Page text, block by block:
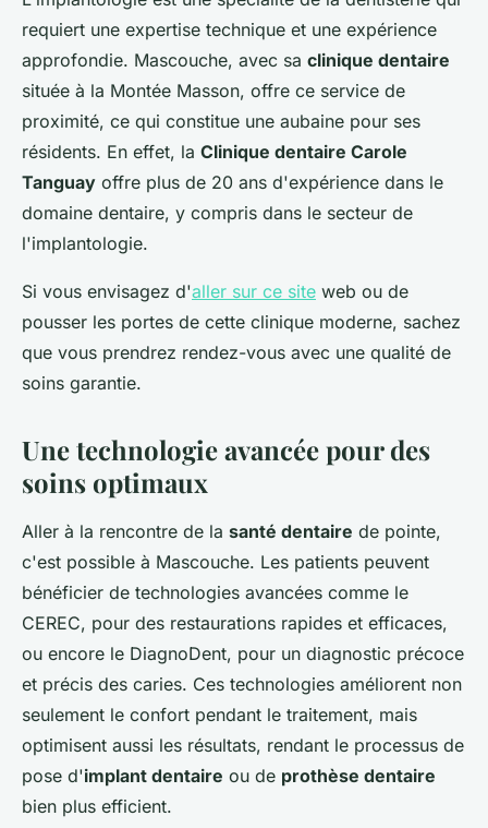
requiert une expertise technique et une expérience
approfondie. Mascouche, avec sa clinique dentaire
située à la Montée Masson, offre ce service de
proximité, ce qui constitue une aubaine pour ses
résidents. En effet, la Clinique dentaire Carole
Tanguay offre plus de 20 ans d'expérience dans le
domaine dentaire, y compris dans le secteur de
l'implantologie.
Si vous envisagez d'aller sur ce site web ou de
pousser les portes de cette clinique moderne, sachez
que vous prendrez rendez-vous avec une qualité de
soins garantie.
Une technologie avancée pour des
soins optimaux
Aller à la rencontre de la santé dentaire de pointe,
c'est possible à Mascouche. Les patients peuvent
bénéficier de technologies avancées comme le
CEREC, pour des restaurations rapides et efficaces,
ou encore le DiagnoDent, pour un diagnostic précoce
et précis des caries. Ces technologies améliorent non
seulement le confort pendant le traitement, mais
optimisent aussi les résultats, rendant le processus de
pose d'implant dentaire ou de prothèse dentaire
bien plus efficient.